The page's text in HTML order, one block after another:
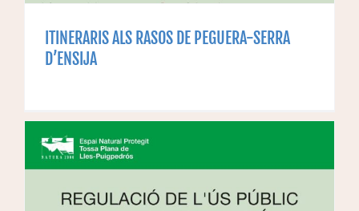
ITINERARIS ALS RASOS DE PEGUERA-SERRA
D’ENSIJA